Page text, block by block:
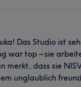
Das Studio ist
war top – sie
merkt, dass sie
unglaublich